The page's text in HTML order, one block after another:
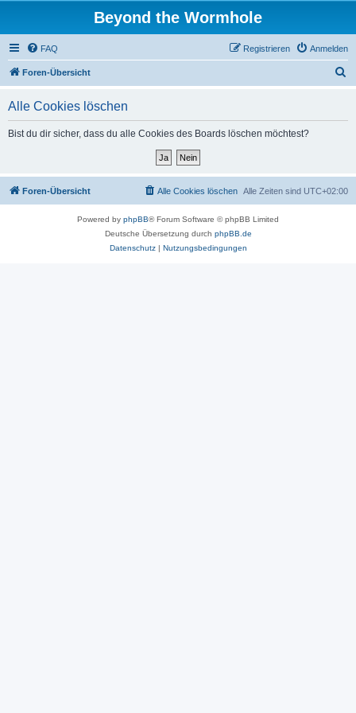
Beyond the Wormhole
FAQ Anmelden
Registrieren
Foren-Übersicht
Alle Cookies löschen
Bist du dir sicher, dass du alle Cookies des Boards löschen möchtest?
Foren-Übersicht Alle Zeiten sind UTC+02:00
Alle Cookies löschen
Powered by phpBB® Forum Software © phpBB Limited
Deutsche Übersetzung durch phpBB.de
Datenschutz| Nutzungsbedingungen